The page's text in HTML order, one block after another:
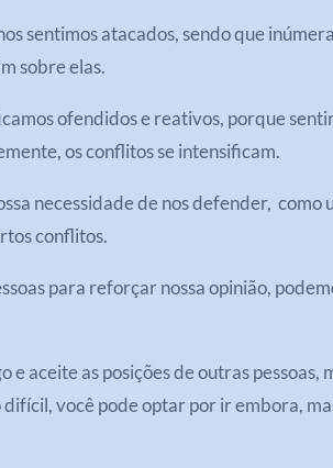
sentimos atacados, sendo que
sobre elas.
ofendidos e reativos, porque
os conflitos se intensificam.
necessidade de nos defender, como
conflitos.
para reforçar nossa opinião,
aceite as posições de outras pessoas,
você pode optar por ir embora,